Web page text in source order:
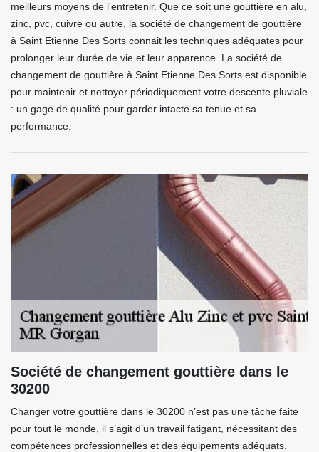
meilleurs moyens de l’entretenir. Que ce soit une gouttière en alu,
zinc, pvc, cuivre ou autre, la société de changement de gouttière
à Saint Etienne Des Sorts connait les techniques adéquates pour
prolonger leur durée de vie et leur apparence. La société de
changement de gouttière à Saint Etienne Des Sorts est disponible
pour maintenir et nettoyer périodiquement votre descente pluviale
: un gage de qualité pour garder intacte sa tenue et sa
performance.
Société de changement gouttière dans le
30200
Changer votre gouttière dans le 30200 n’est pas une tâche faite
pour tout le monde, il s’agit d’un travail fatigant, nécessitant des
compétences professionnelles et des équipements adéquats.